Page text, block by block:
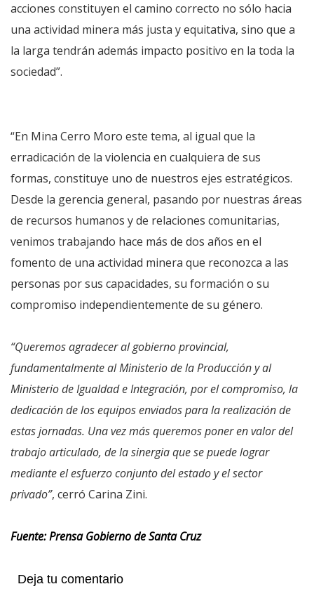
acciones constituyen el camino correcto no sólo hacia
una actividad minera más justa y equitativa, sino que a
la larga tendrán además impacto positivo en la toda la
sociedad”.
“En Mina Cerro Moro este tema, al igual que la
erradicación de la violencia en cualquiera de sus
formas, constituye uno de nuestros ejes estratégicos.
Desde la gerencia general, pasando por nuestras áreas
de recursos humanos y de relaciones comunitarias,
venimos trabajando hace más de dos años en el
fomento de una actividad minera que reconozca a las
personas por sus capacidades, su formación o su
compromiso independientemente de su género.
“Queremos agradecer al gobierno provincial,
fundamentalmente al Ministerio de la Producción y al
Ministerio de Igualdad e Integración, por el compromiso, la
dedicación de los equipos enviados para la realización de
estas jornadas. Una vez más queremos poner en valor del
trabajo articulado, de la sinergia que se puede lograr
mediante el esfuerzo conjunto del estado y el sector
privado”, cerró Carina Zini.
Fuente: Prensa Gobierno de Santa Cruz
Deja tu comentario